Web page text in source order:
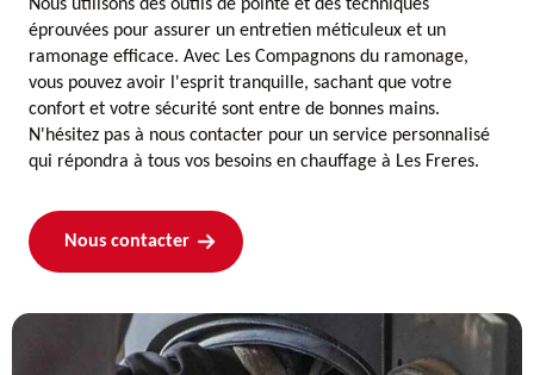
Nous utilisons des outils de pointe et des techniques
éprouvées pour assurer un entretien méticuleux et un
ramonage efficace. Avec Les Compagnons du ramonage,
vous pouvez avoir l'esprit tranquille, sachant que votre
confort et votre sécurité sont entre de bonnes mains.
N'hésitez pas à nous contacter pour un service personnalisé
qui répondra à tous vos besoins en chauffage à Les Freres.
Nous contacter